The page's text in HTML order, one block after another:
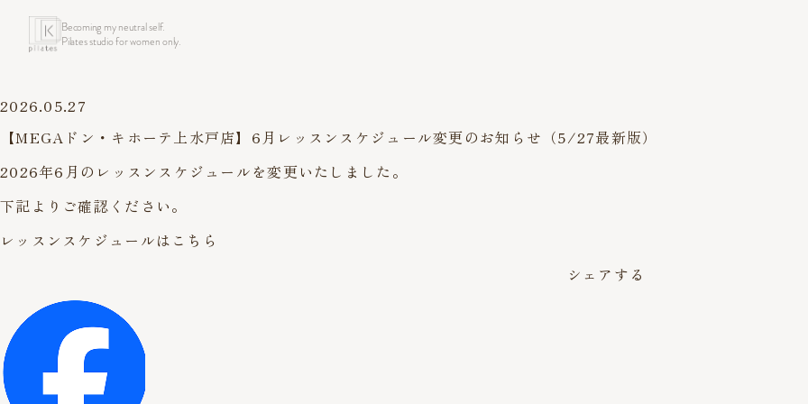
Becoming my neutral self.
Pilates studio for women only.
2026.05.27
【MEGAドン・キホーテ上水戸店】6月レッスンスケジュール変更のお知らせ（5/27最新版）
2026年6月のレッスンスケジュールを変更いたしました。
下記よりご確認ください。
レッスンスケジュールはこちら
シェアする